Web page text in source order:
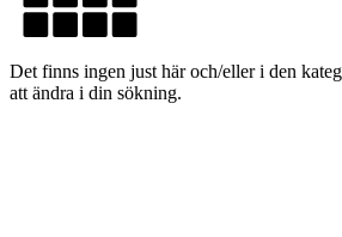
Det finns ingen just här och/eller i den
att ändra i din sökning.